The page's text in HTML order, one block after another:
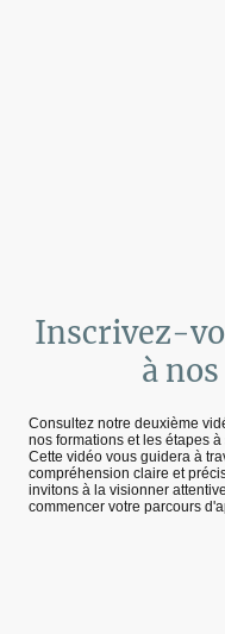
Inscrivez-
à
Consultez notre deuxième
nos formations et les étapes
Cette vidéo vous guidera à
compréhension claire et
invitons à la visionner
commencer votre parcours